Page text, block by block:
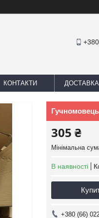
КОНТАКТИ
Гучномовець
305 ₴
Мінімальна
В наявності
+380 (66)